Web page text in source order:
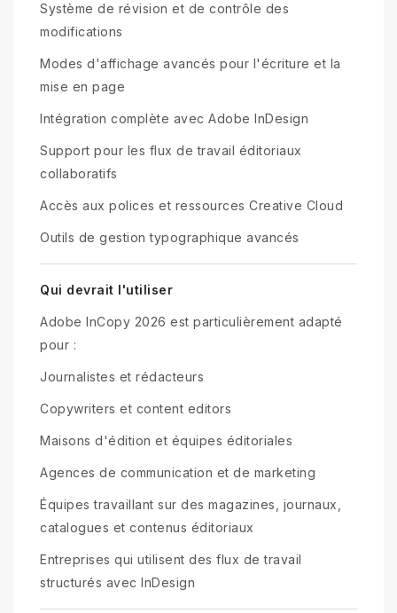
Système de révision et de contrôle des
modifications
Modes d'affichage avancés pour l'écriture et la
mise en page
Intégration complète avec Adobe InDesign
Support pour les flux de travail éditoriaux
collaboratifs
Accès aux polices et ressources Creative Cloud
Outils de gestion typographique avancés
Qui devrait l'utiliser
Adobe InCopy 2026 est particulièrement adapté
pour :
Journalistes et rédacteurs
Copywriters et content editors
Maisons d'édition et équipes éditoriales
Agences de communication et de marketing
Équipes travaillant sur des magazines, journaux,
catalogues et contenus éditoriaux
Entreprises qui utilisent des flux de travail
structurés avec InDesign